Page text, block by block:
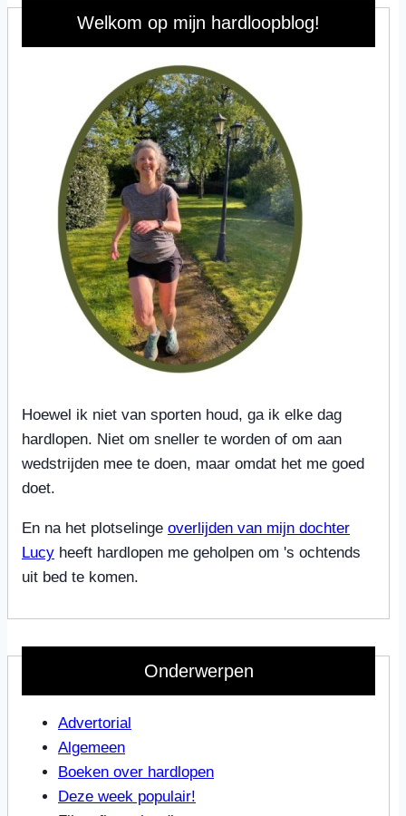
Welkom op mijn hardloopblog!
Hoewel ik niet van sporten houd, ga ik elke dag
hardlopen. Niet om sneller te worden of om aan
wedstrijden mee te doen, maar omdat het me goed
doet.
En na het plotselinge overlijden van mijn dochter
Lucy heeft hardlopen me geholpen om 's ochtends
uit bed te komen.
Onderwerpen
Advertorial
Algemeen
Boeken over hardlopen
Deze week populair!